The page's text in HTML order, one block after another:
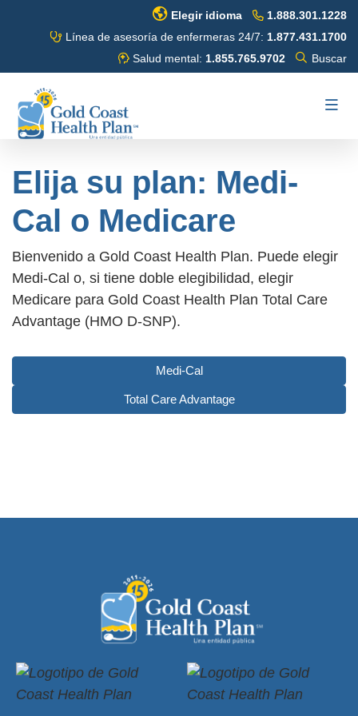
principal
Elegir idioma
1.888.301.1228
Línea de asesoría de enfermeras 24/7: 1.877.431.1700
Salud mental: 1.855.765.9702
AlternarBuscar
Buscar
Elija su plan: Medi-
Cal o Medicare
Bienvenido a Gold Coast Health Plan. Puede elegir
Medi-Cal o, si tiene doble elegibilidad, elegir
Medicare para Gold Coast Health Plan Total Care
Advantage (HMO D-SNP).
Medi-Cal
Total Care Advantage